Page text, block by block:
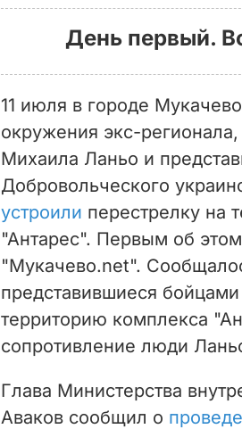
День первый.
11 июля в городе
окружения экс-
Михаила Ланьо и
Добровольческого
устроили перестрелку на
"Антарес". Первым об
"Мукачево.net".
представившиеся
территорию комплекса
сопротивление люди
Глава Министерства
Аваков сообщил о